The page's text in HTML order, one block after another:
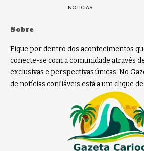
NOTÍCIAS
Sobre
Fique por dentro dos acontecimentos
conecte-se com a comunidade através
exclusivas e perspectivas únicas. No
de notícias confiáveis está a um clique